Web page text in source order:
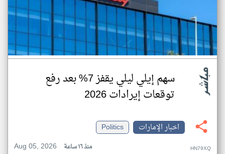
سهم إيلي ليلي يقفز 7% بعد رفع
توقعات إيرادات 2026
اخبار الإمارات
Politics
Aug 05, 2026
منذ ١٦ ساعة HN79XQ